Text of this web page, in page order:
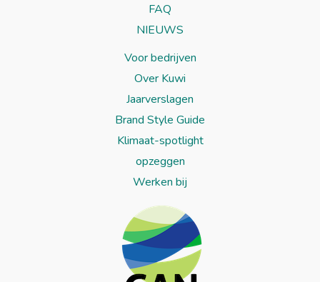
FAQ
NIEUWS
Voor bedrijven
Over Kuwi
Jaarverslagen
Brand Style Guide
Klimaat-spotlight
opzeggen
Werken bij